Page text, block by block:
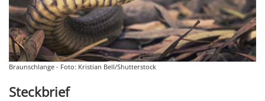
Braunschlange - Foto: Kristian Bell/Shutterstock
Steckbrief